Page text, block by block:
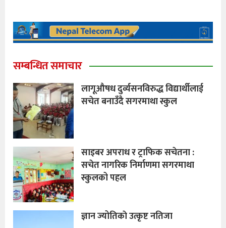
सम्बन्धित समाचार
लागूऔषध दुर्व्यसनविरुद्ध विद्यार्थीलाई
सचेत बनाउँदै सगरमाथा स्कुल
साइबर अपराध र ट्राफिक सचेतना :
सचेत नागरिक निर्माणमा सगरमाथा
स्कुलको पहल
ज्ञान ज्योतिकाे उत्कृष्ट नतिजा